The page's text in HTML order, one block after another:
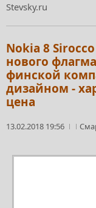
Stevsky.ru
Nokia 8
нового
финской
дизайном -
цена
13.02.2018 19:56